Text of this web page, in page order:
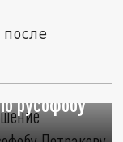
решение
русофобу